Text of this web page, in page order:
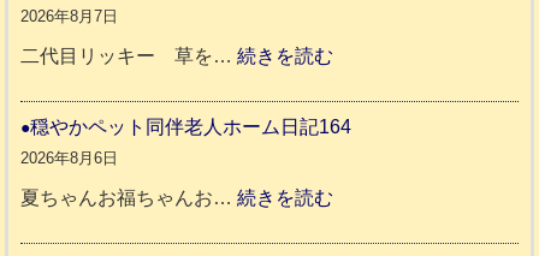
2026年8月7日
二代目リッキー 草を…続きを読む
和
穏やかペット同伴老人ホーム日記164
2026年8月6日
夏ちゃんお福ちゃんお…続きを読む